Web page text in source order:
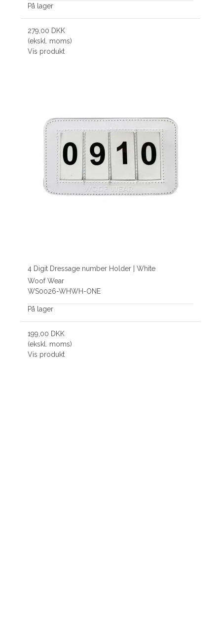
På lager
279,00 DKK
(ekskl. moms)
Vis produkt
4 Digit Dressage number Holder | White
Woof Wear
WS0026-WHWH-ONE
På lager
199,00 DKK
(ekskl. moms)
Vis produkt